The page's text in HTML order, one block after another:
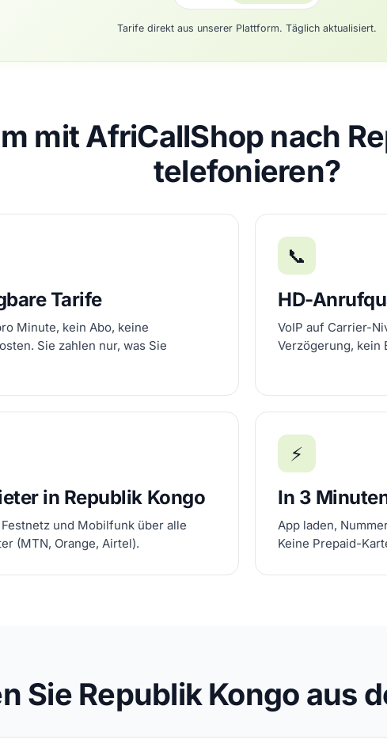
Tarife direkt aus unserer Plattform. Täglich aktualisiert.
mit AfriCallShop nach
telefonieren?
Tarife
Minute, kein Abo, keine
Sie zahlen nur, was Sie
📞
HD-
VoIP auf Carrier-
Verzögerung, kein
in Republik Kongo
und Mobilfunk über alle
(MTN, Orange, Airtel).
⚡
In 3
App laden,
Keine Prepaid-
Sie Republik Kongo aus